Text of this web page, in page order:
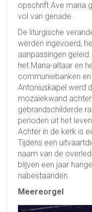
opschrift Ave maria
vol van genade.
De liturgische
werden ingevoerd,
aanpassingen
het Maria-altaar en
communiebanken
Antoniuskapel werd
mozaïekwand
gebrandschilderde
perioden uit het
Achter in de kerk is
Tijdens een
naam van de
blijven een jaar
nabestaanden.
Meereorgel